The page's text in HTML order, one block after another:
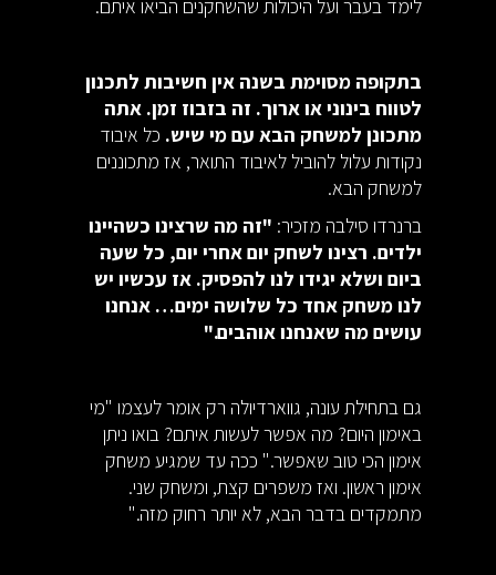
לימד בעבר ועל היכולות שהשחקנים הביאו איתם.
בתקופה מסוימת בשנה אין חשיבות לתכנון
לטווח בינוני או ארוך. זה בזבוז זמן. אתה
מתכונן למשחק הבא עם מי שיש. כל איבוד
נקודות עלול להוביל לאיבוד התואר, אז מתכוננים
למשחק הבא.
ברנרדו סילבה מזכיר: "זה מה שרצינו כשהיינו
ילדים. רצינו לשחק יום אחרי יום, כל שעה
ביום ושלא יגידו לנו להפסיק. אז עכשיו יש
לנו משחק אחד כל שלושה ימים… אנחנו
עושים מה שאנחנו אוהבים."
גם בתחילת עונה, גווארדיולה רק אומר לעצמו "מי
באימון היום? מה אפשר לעשות איתם? בואו ניתן
אימון הכי טוב שאפשר." ככה עד שמגיע משחק
אימון ראשון. ואז משפרים קצת, ומשחק שני.
מתמקדים בדבר הבא, לא יותר רחוק מזה."